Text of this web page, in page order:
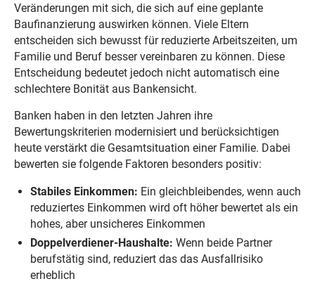
Veränderungen mit sich, die sich auf eine geplante
Baufinanzierung auswirken können. Viele Eltern
entscheiden sich bewusst für reduzierte Arbeitszeiten, um
Familie und Beruf besser vereinbaren zu können. Diese
Entscheidung bedeutet jedoch nicht automatisch eine
schlechtere Bonität aus Bankensicht.
Banken haben in den letzten Jahren ihre
Bewertungskriterien modernisiert und berücksichtigen
heute verstärkt die Gesamtsituation einer Familie. Dabei
bewerten sie folgende Faktoren besonders positiv:
Stabiles Einkommen: Ein gleichbleibendes, wenn auch
reduziertes Einkommen wird oft höher bewertet als ein
hohes, aber unsicheres Einkommen
Doppelverdiener-Haushalte: Wenn beide Partner
berufstätig sind, reduziert das das Ausfallrisiko
erheblich